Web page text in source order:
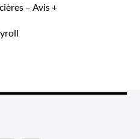
– Avis +